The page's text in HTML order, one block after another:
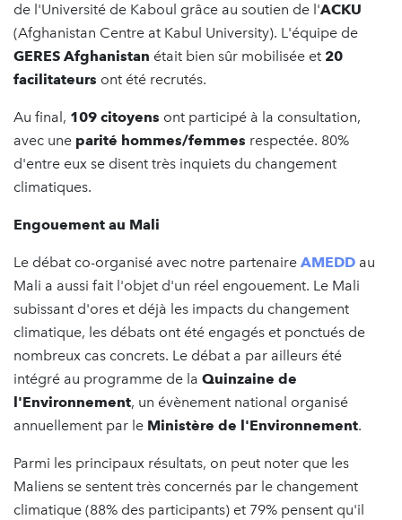
de l'Université de Kaboul grâce au soutien de l'ACKU
(Afghanistan Centre at Kabul University). L'équipe de
GERES Afghanistan était bien sûr mobilisée et 20
facilitateurs ont été recrutés.
Au final, 109 citoyens ont participé à la consultation,
avec une parité hommes/femmes respectée. 80%
d'entre eux se disent très inquiets du changement
climatiques.
Engouement au Mali
Le débat co-organisé avec notre partenaire AMEDD au
Mali a aussi fait l'objet d'un réel engouement. Le Mali
subissant d'ores et déjà les impacts du changement
climatique, les débats ont été engagés et ponctués de
nombreux cas concrets. Le débat a par ailleurs été
intégré au programme de la Quinzaine de
l'Environnement, un évènement national organisé
annuellement par le Ministère de l'Environnement.
Parmi les principaux résultats, on peut noter que les
Maliens se sentent très concernés par le changement
climatique (88% des participants) et 79% pensent qu'il